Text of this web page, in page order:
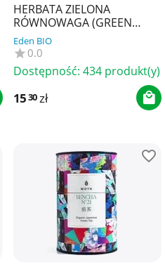
HERBATA ZIELONA
RÓWNOWAGA (GREEN
BALANCE) BIO (17 x 1,8 g)
30,6 g - YOGI TEA
Eden BIO
0.0
Dostępność: 434 produkt(y)
1530zł